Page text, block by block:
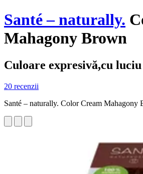
Santé – naturally.
Mahagony Brown
Culoare expresivă,cu luciu
20 recenzii
Santé – naturally. Color Cream Mahagony